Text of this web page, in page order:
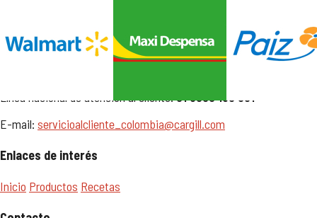
Calle 35 Norte # 6A Bis – 100
Línea nacional de atención al cliente:01 8000 183 031
E-mail: servicioalcliente_colombia@cargill.com
Enlaces de interés
Inicio Productos Recetas